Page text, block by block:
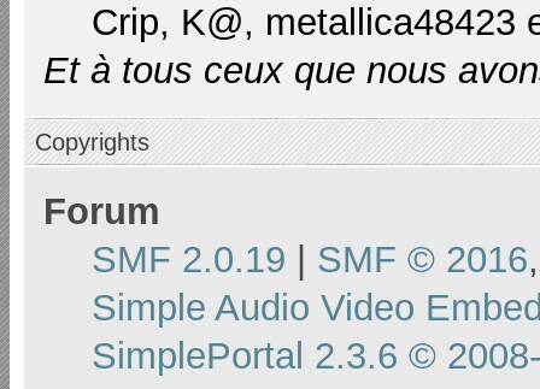
Crip, K@, metallica48423
Et à tous ceux que nous
Copyrights
Forum
SMF 2.0.19
SMF © 2016
Simple Audio Video
SimplePortal 2.3.6 ©